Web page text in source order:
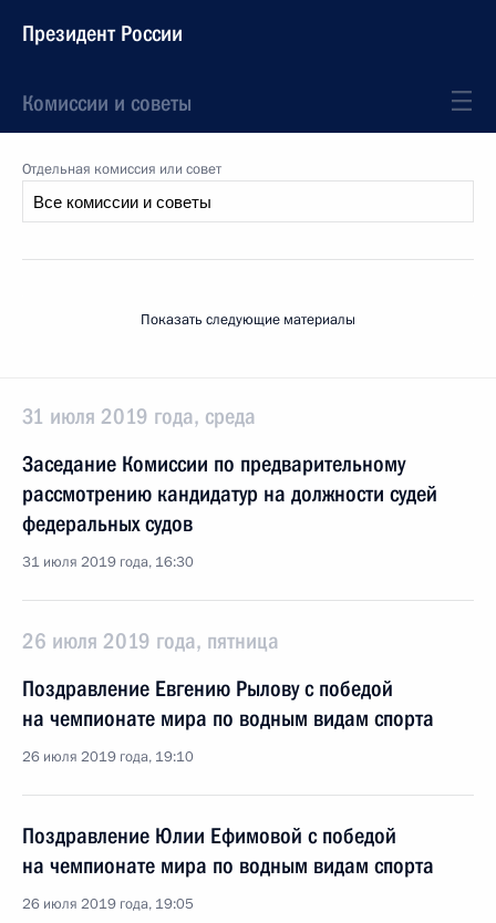
Президент России
Комиссии и советы
Отдельная комиссия или совет
Показать следующие материалы
31 июля 2019 года, среда
Заседание Комиссии по предварительному
рассмотрению кандидатур на должности судей
федеральных судов
31 июля 2019 года, 16:30
26 июля 2019 года, пятница
Поздравление Евгению Рылову с победой
на чемпионате мира по водным видам спорта
26 июля 2019 года, 19:10
Поздравление Юлии Ефимовой с победой
на чемпионате мира по водным видам спорта
26 июля 2019 года, 19:05